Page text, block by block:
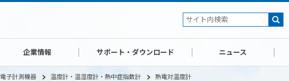
企業情報 サポート・ダウンロード ニュース
電子計測機器 温度計・温湿度計・熱中症指数計 熱電対温度計